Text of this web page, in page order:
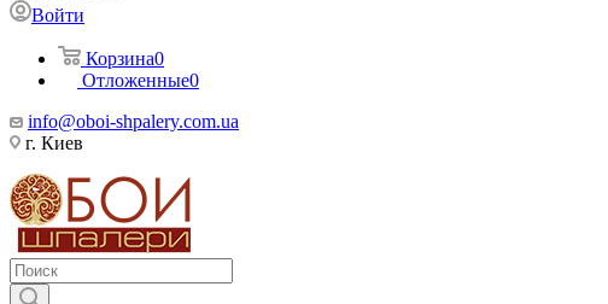
Войти
Корзина0
Отложенные0
info@oboi-shpalery.com.ua
г. Киев